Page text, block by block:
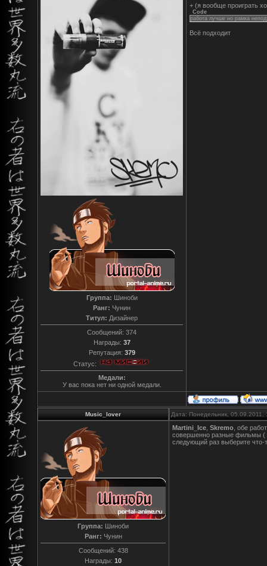
Группа: Шиноби
Ранг: Чунин
Титул: Дизайнер
Сообщений: 374
Награды: 37
Репутация: 379
Статус:
Медали:
У вас пока нет ни одной медали.
+ (я вообще проиграть
Code
работа лучше но рамка
Всё подходит
Music_lover Дата: Понедельник,
Группа: Шиноби
Ранг: Чунин
Сообщений: 438
Награды: 10
Martini_Ice Skremo , обе
совершенно разные фильмы (
следующий раз выберите